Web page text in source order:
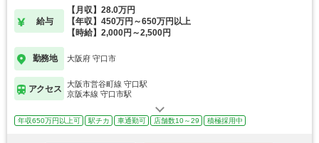
給与
【月収】28.0万円
【年収】450万円～650万円以上
【時給】2,000円～2,500円
勤務地 大阪府 守口市
アクセス
大阪市営谷町線 守口駅
京阪本線 守口市駅
年収650万円以上可 駅チカ 車通勤可 店舗数10～29 積極採用中